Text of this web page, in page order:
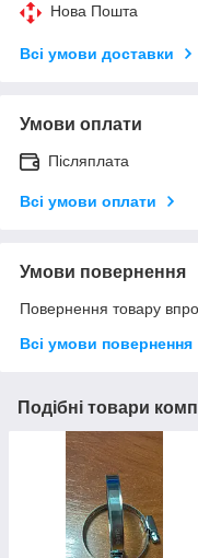
Нова Пошта
Всі умови доставки
Умови оплати
Післяплата
Всі умови оплати
Умови повернення
Повернення товару
Всі умови повернення
Подібні товари